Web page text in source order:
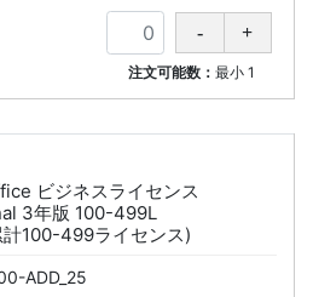
注文可能数：最小 1
ビジネスライセンス
3年版 100-499L
100-499ライセンス)
ADD_25